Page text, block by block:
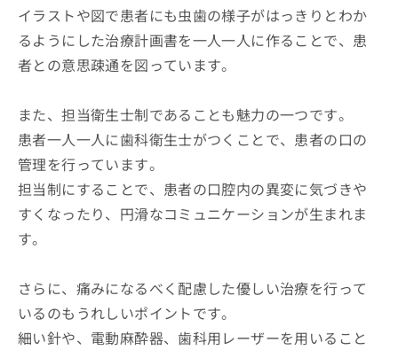
イラストや図で患者にも虫歯の様子がはっきりとわか
るようにした治療計画書を一人一人に作ることで、患
者との意思疎通を図っています。
また、担当衛生士制であることも魅力の一つです。
患者一人一人に歯科衛生士がつくことで、患者の口の
管理を行っています。
担当制にすることで、患者の口腔内の異変に気づきや
すくなったり、円滑なコミュニケーションが生まれま
す。
さらに、痛みになるべく配慮した優しい治療を行って
いるのもうれしいポイントです。
細い針や、電動麻酔器、歯科用レーザーを用いること